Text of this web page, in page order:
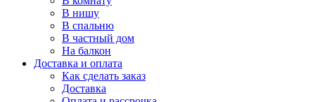
В нишу
В спальню
В частный дом
На балкон
Доставка и оплата
Как сделать заказ
Доставка